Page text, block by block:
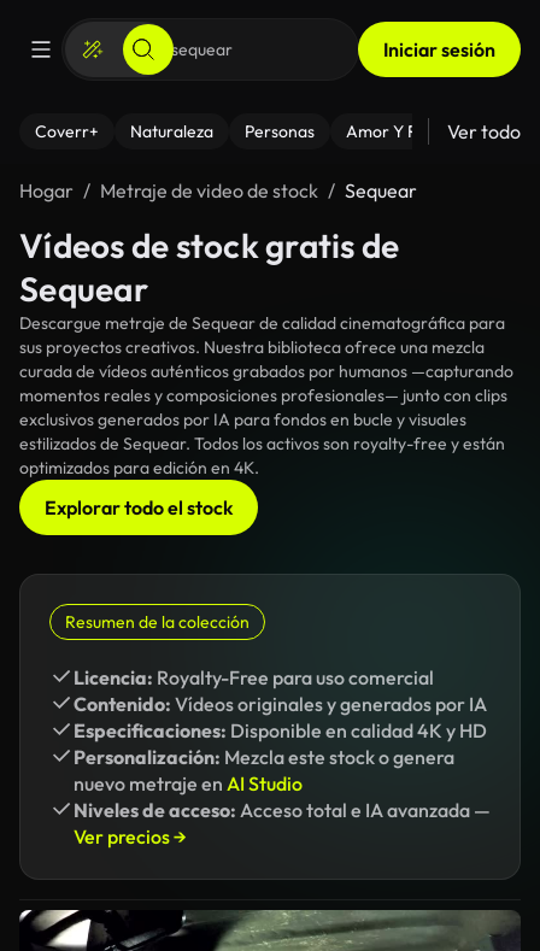
Iniciar sesión
Coverr+ Naturaleza Personas Amor Y Relaciones
Ver todo
Hogar Metraje de video de stock Sequear
Vídeos de stock gratis de
Sequear
Descargue metraje de Sequear de calidad cinematográfica para
sus proyectos creativos. Nuestra biblioteca ofrece una mezcla
curada de vídeos auténticos grabados por humanos —capturando
momentos reales y composiciones profesionales— junto con clips
exclusivos generados por IA para fondos en bucle y visuales
estilizados de Sequear. Todos los activos son royalty-free y están
optimizados para edición en 4K.
Explorar todo el stock
Resumen de la colección
Licencia: Royalty-Free para uso comercial
Contenido: Vídeos originales y generados por IA
Especificaciones: Disponible en calidad 4K y HD
Personalización: Mezcla este stock o genera
nuevo metraje en AI Studio
Niveles de acceso: Acceso total e IA avanzada —
Ver precios →